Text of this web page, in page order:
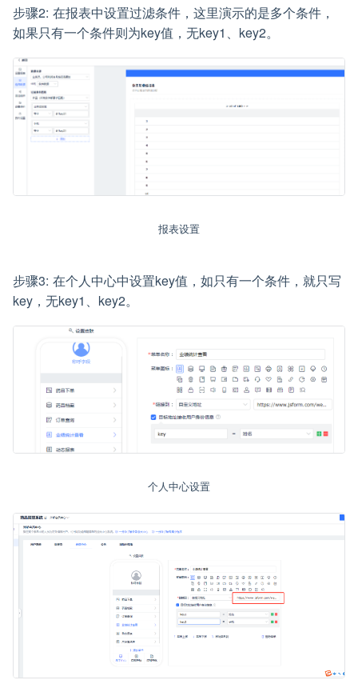
步骤2: 在报表中设置过滤条件，这里演示的是多个条件，
如果只有一个条件则为key值，无key1、key2。
报表设置
步骤3: 在个人中心中设置key值，如只有一个条件，就只写
key，无key1、key2。
个人中心设置